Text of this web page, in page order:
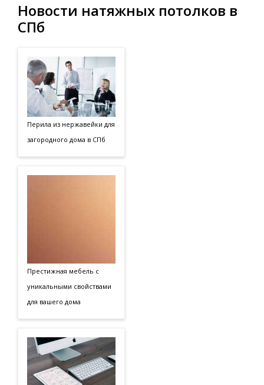
Новости натяжных потолков в
СПб
Перила из нержавейки для
загородного дома в СПб
Престижная мебель с
уникальными свойствами
для вашего дома